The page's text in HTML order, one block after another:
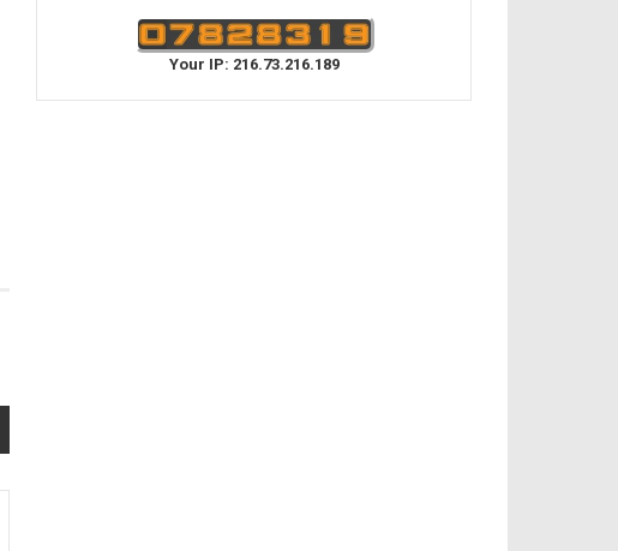
Your IP: 216.73.216.189